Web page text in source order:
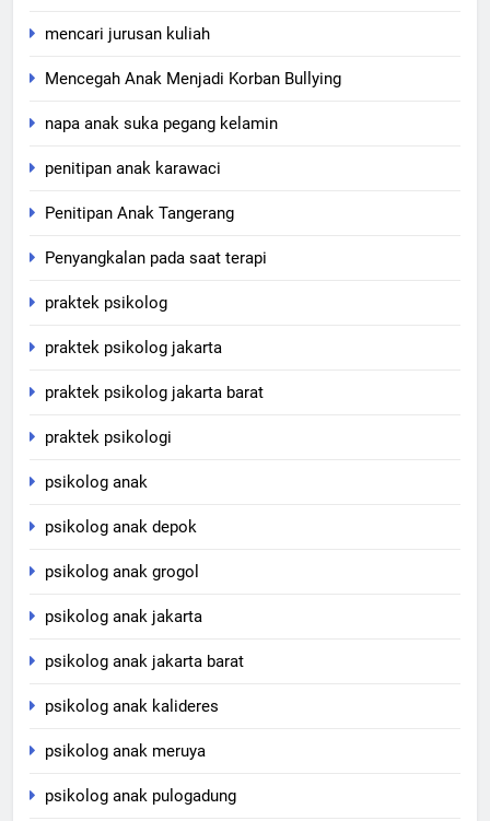
mencari jurusan kuliah
Mencegah Anak Menjadi Korban Bullying
napa anak suka pegang kelamin
penitipan anak karawaci
Penitipan Anak Tangerang
Penyangkalan pada saat terapi
praktek psikolog
praktek psikolog jakarta
praktek psikolog jakarta barat
praktek psikologi
psikolog anak
psikolog anak depok
psikolog anak grogol
psikolog anak jakarta
psikolog anak jakarta barat
psikolog anak kalideres
psikolog anak meruya
psikolog anak pulogadung